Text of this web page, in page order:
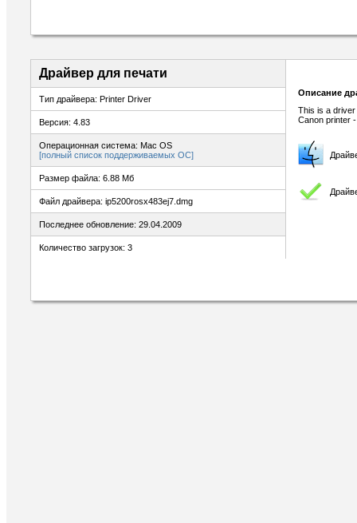
Драйвер для печати
Тип драйвера: Printer Driver
Версия: 4.83
Операционная система: Mac OS
[полный список поддерживаемых ОС]
Размер файла: 6.88 Мб
Файл драйвера: ip5200rosx483ej7.dmg
Последнее обновление: 29.04.2009
Количество загрузок: 3
Описание
This is a
Canon printer